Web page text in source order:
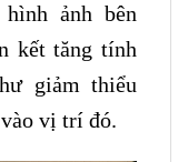
ảnh bên
kết tăng tính
giảm thiểu
vị trí đó.